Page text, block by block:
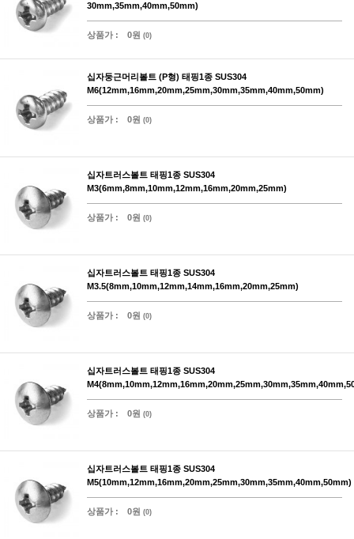
30mm,35mm,40mm,50mm)
상품가 : 0원 (0)
십자둥근머리볼트 (P형) 태핑1종 SUS304
M6(12mm,16mm,20mm,25mm,30mm,35mm,40mm,50mm)
상품가 : 0원 (0)
십자트러스볼트 태핑1종 SUS304
M3(6mm,8mm,10mm,12mm,16mm,20mm,25mm)
상품가 : 0원 (0)
십자트러스볼트 태핑1종 SUS304
M3.5(8mm,10mm,12mm,14mm,16mm,20mm,25mm)
상품가 : 0원 (0)
십자트러스볼트 태핑1종 SUS304
상품가 : 0원 (0)
십자트러스볼트 태핑1종 SUS304
M5(10mm,12mm,16mm,20mm,25mm,30mm,35mm,40mm,50mm)
상품가 : 0원 (0)